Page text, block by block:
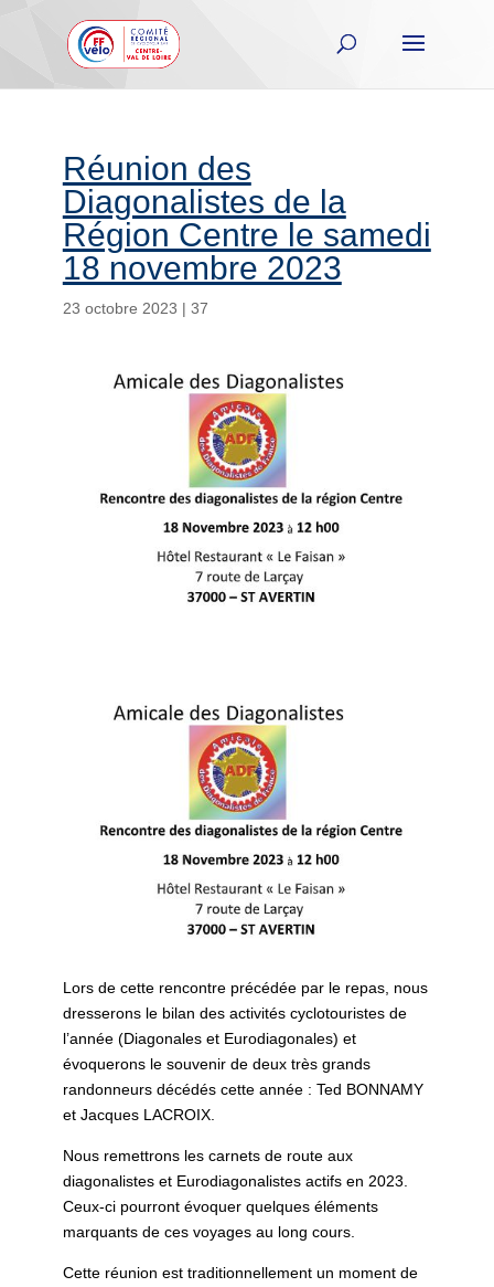
Réunion des
Diagonalistes de la
Région Centre le samedi
18 novembre 2023
23 octobre 2023 | 37
Lors de cette rencontre précédée par le repas, nous
dresserons le bilan des activités cyclotouristes de
l’année (Diagonales et Eurodiagonales) et
évoquerons le souvenir de deux très grands
randonneurs décédés cette année : Ted BONNAMY
et Jacques LACROIX.
Nous remettrons les carnets de route aux
diagonalistes et Eurodiagonalistes actifs en 2023.
Ceux-ci pourront évoquer quelques éléments
marquants de ces voyages au long cours.
Cette réunion est traditionnellement un moment de